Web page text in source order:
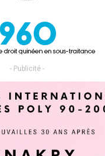
- Publicité -